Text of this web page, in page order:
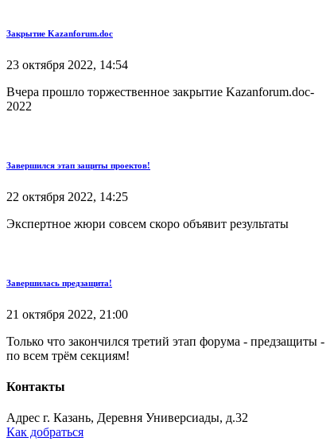
Закрытие Kazanforum.doc
23 октября 2022, 14:54
Вчера прошло торжественное закрытие Kazanforum.doc-
2022
Завершился этап защиты проектов!
22 октября 2022, 14:25
Экспертное жюри совсем скоро объявит результаты
Завершилась предзащита!
21 октября 2022, 21:00
Только что закончился третий этап форума - предзащиты -
по всем трём секциям!
Контакты
Адрес г. Казань, Деревня Универсиады, д.32
Как добраться